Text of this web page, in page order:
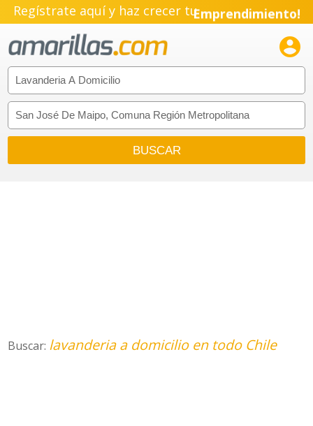
Regístrate aquí y haz crecer tuEmprendimiento!

Buscar: lavanderia a domicilio en todo Chile